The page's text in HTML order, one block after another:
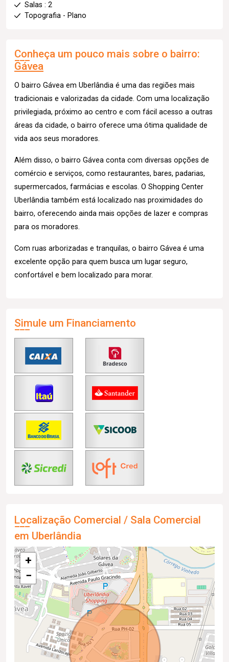
Salas : 2
Topografia - Plano
Conheça um pouco mais sobre o bairro:
Gávea
O bairro Gávea em Uberlândia é uma das regiões mais
tradicionais e valorizadas da cidade. Com uma localização
privilegiada, próximo ao centro e com fácil acesso a outras
áreas da cidade, o bairro oferece uma ótima qualidade de
vida aos seus moradores.
Além disso, o bairro Gávea conta com diversas opções de
comércio e serviços, como restaurantes, bares, padarias,
supermercados, farmácias e escolas. O Shopping Center
Uberlândia também está localizado nas proximidades do
bairro, oferecendo ainda mais opções de lazer e compras
para os moradores.
Com ruas arborizadas e tranquilas, o bairro Gávea é uma
excelente opção para quem busca um lugar seguro,
confortável e bem localizado para morar.
Simule um Financiamento
Localização Comercial / Sala Comercial
em Uberlândia
+
−